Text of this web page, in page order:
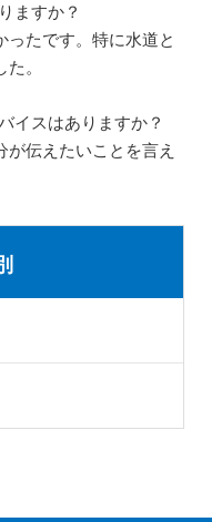
ますか？
ったです。特に水道と
。
イスはありますか？
伝えたいことを言え